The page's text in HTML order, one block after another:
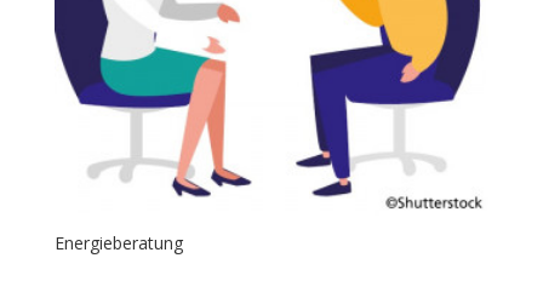
Energieberatung